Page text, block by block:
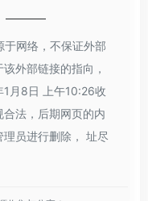
网络，不保证外部
外部链接的指向，
月8日 上午10:26收
法，后期网页的内
员进行删除， 址尽